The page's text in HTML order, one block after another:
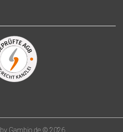
by Gambio.de © 2026